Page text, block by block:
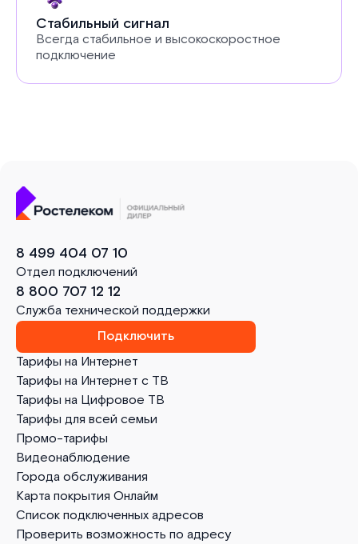
Стабильный сигнал
Всегда стабильное и высокоскоростное
подключение
Тарифы на Интернет
Тарифы на Интернет с ТВ
Тарифы на Цифровое ТВ
Тарифы для всей семьи
Промо-тарифы
Видеонаблюдение
Города обслуживания
Карта покрытия Онлайм
Список подключенных адресов
Проверить возможность по адресу
8 499 404 07 10
Отдел подключений
8 800 707 12 12
Служба технической поддержки
Подключить